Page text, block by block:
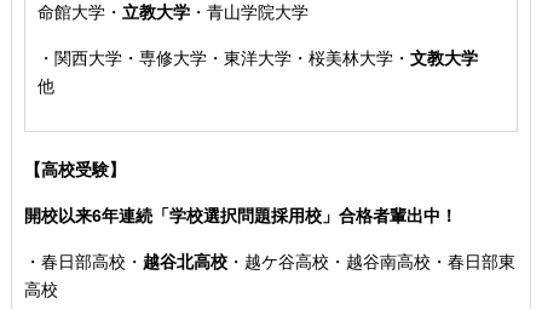
命館大学・ 立教大学・青山学院大学
・ 関西大学・専修大学・東洋大学・桜美林大学・ 文教大学
他
【高校受験】
開校以来6年連続「学校選択問題採用校」合格者輩出中！
・ 春日部高校 ・ 越谷北高校・ 越ケ谷高校・越谷南高校・春日部東
高校